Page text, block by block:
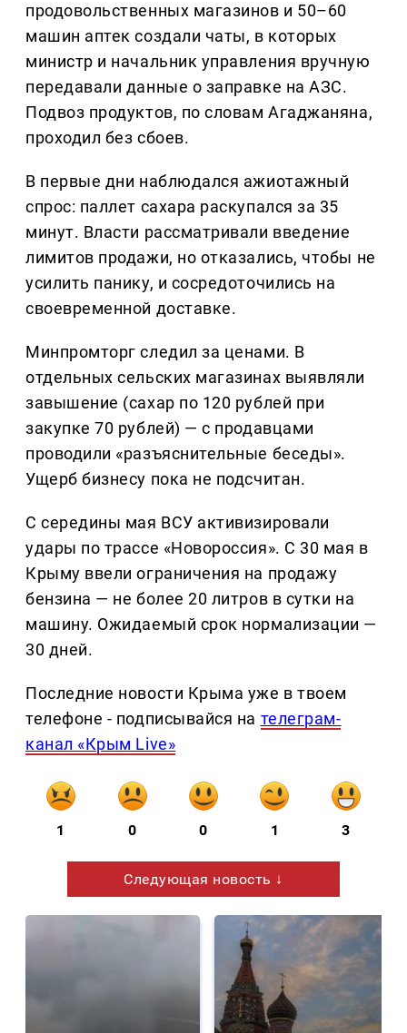
продовольственных магазинов и 50–60
машин аптек создали чаты, в которых
министр и начальник управления вручную
передавали данные о заправке на АЗС.
Подвоз продуктов, по словам Агаджаняна,
проходил без сбоев.
В первые дни наблюдался ажиотажный
спрос: паллет сахара раскупался за 35
минут. Власти рассматривали введение
лимитов продажи, но отказались, чтобы не
усилить панику, и сосредоточились на
своевременной доставке.
Минпромторг следил за ценами. В
отдельных сельских магазинах выявляли
завышение (сахар по 120 рублей при
закупке 70 рублей) — с продавцами
проводили «разъяснительные беседы».
Ущерб бизнесу пока не подсчитан.
С середины мая ВСУ активизировали
удары по трассе «Новороссия». С 30 мая в
Крыму ввели ограничения на продажу
бензина — не более 20 литров в сутки на
машину. Ожидаемый срок нормализации —
30 дней.
Последние новости Крыма уже в твоем
телефоне - подписывайся на телеграм-
канал «Крым Live»
1 0 0 1 3
Следующая новость ↓